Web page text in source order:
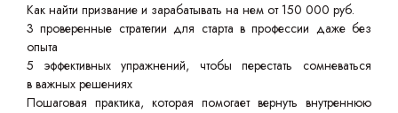
Как найти призвание и зарабатывать на нем от 150 000 руб.
3 проверенные стратегии для старта в профессии даже без
опыта
5 эффективных упражнений, чтобы перестать сомневаться
в важных решениях
Пошаговая практика, которая помогает вернуть внутреннюю